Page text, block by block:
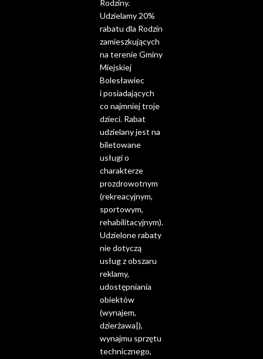
Rodziny.
Udzielamy 20%
rabatu dla Rodzin
zamieszkujących
na terenie Gminy
Miejskiej
Bolesławiec
i posiadających
co najmniej troje
dzieci. Rabat
udzielany jest na
biletowane
usługi o
charakterze
prozdrowotnym
(rekreacyjnym,
sportowym,
rehabilitacyjnym).
Udzielone rabaty
nie dotyczą
usług z obszaru
reklamy,
udostępniania
obiektów
(wynajem,
dzierżawa|),
wynajmu sprzętu
technicznego,